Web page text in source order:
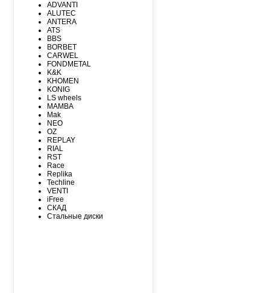
MARSHAL
MATADOR
MAXXIS
MICHELIN
MIRAGE
NEXEN
NITTO
NOKIAN
NOKIAN NORDMAN
Nordman Nordman
ONYX
PACE
PIRELLI
PIRELLI Formula
ROADCRUZA
ROADKING
ROADMARCH
ROADSTONE
ROTALLA
SAILUN
SATOYA
SONIX
SUNFULL
TIGAR
TORERO
TORQUE
ADVANTI
ALUTEC
ANTERA
ATS
BBS
BORBET
CARWEL
FONDMETAL
K&K
KHOMEN
KONIG
LS wheels
MAMBA
Mak
NEO
OZ
REPLAY
RIAL
RST
Race
Replika
Techline
VENTI
iFree
СКАД
Стальные диски